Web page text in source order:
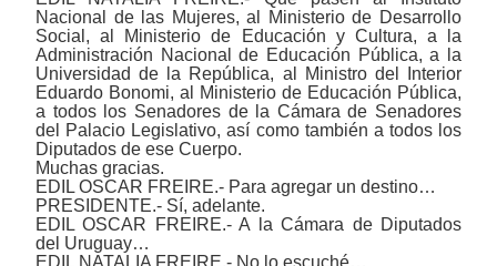
Nacional de las Mujeres, al Ministerio de Desarrollo
Social, al Ministerio de Educación y Cultura, a la
Administración Nacional de Educación Pública, a la
Universidad de la República, al Ministro del Interior
Eduardo Bonomi, al Ministerio de Educación Pública,
a todos los Senadores de la Cámara de Senadores
del Palacio Legislativo, así como también a todos los
Diputados de ese Cuerpo.
Muchas gracias.
EDIL OSCAR FREIRE.- Para agregar un destino…
PRESIDENTE.- Sí, adelante.
EDIL OSCAR FREIRE.- A la Cámara de Diputados
del Uruguay…
EDIL NATALIA FREIRE.- No lo escuché…